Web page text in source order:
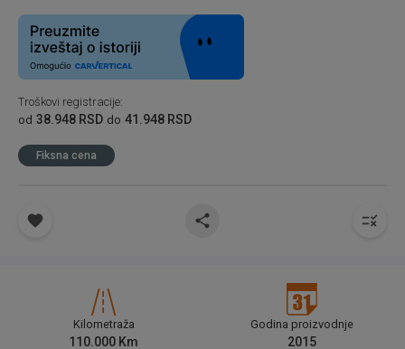
Troškovi registracije:
od 38.948 RSD do 41.948 RSD
Fiksna cena
Kilometraža
110.000 Km
Godina proizvodnje
2015